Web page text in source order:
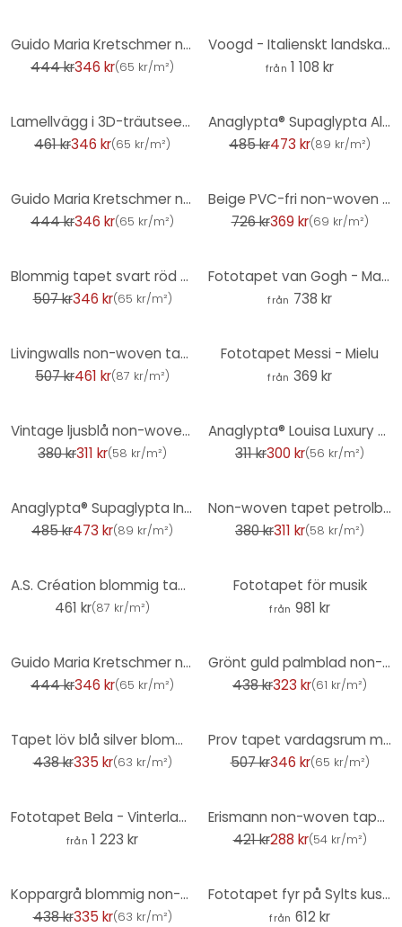
Guido Maria Kretschmer non-woven tapet Fashion for Walls guld
444 kr346 kr(65 kr/m²)
Voogd - Italienskt landskap med paraply tallar Fototapet
från 1 108 kr
Lamellvägg i 3D-träutseende - non-woven tapet träpaneler av A.S. Creation tapet grå, ljusgrå
461 kr346 kr(65 kr/m²)
Anaglypta® Supaglypta Alfred non-woven tapet barocktapet med ornament, målningsbar, vit
485 kr473 kr(89 kr/m²)
Guido Maria Kretschmer non-woven tapet Fashion for Walls ljusgrå
444 kr346 kr(65 kr/m²)
Beige PVC-fri non-woven tapet - non-woven tapet från A.S. Création ljus glansig grädde 386621
726 kr369 kr(69 kr/m²)
Blommig tapet svart röd mörk vintage tapet blommor non-woven tapet blommig
507 kr346 kr(65 kr/m²)
Fototapet van Gogh - Mandelblomning ochre
från 738 kr
Livingwalls non-woven tapet New Walls Urban Grace geometrisk tapet blå, grå, metallic
507 kr461 kr(87 kr/m²)
Fototapet Messi - Mielu
från 369 kr
Vintage ljusblå non-woven tapet för kök, vardagsrum, sovrum, hallar
380 kr311 kr(58 kr/m²)
Anaglypta® Louisa Luxury texturerad vinyltapet, målningsbar, vit
311 kr300 kr(56 kr/m²)
Anaglypta® Supaglypta Inca designmönster non-woven tapet, målningsbar, vit
485 kr473 kr(89 kr/m²)
Non-woven tapet petrolblå metallic effekt tapet guld för vardagsrum, kök
380 kr311 kr(58 kr/m²)
A.S. Création blommig tapet #Hygge non-woven tapet vit, grå
461 kr(87 kr/m²)
Fototapet för musik
från 981 kr
Guido Maria Kretschmer non-woven tapet Fashion for Walls mörkblå
444 kr346 kr(65 kr/m²)
Grönt guld palmblad non-woven tapet djungelblad mönster tapet kök
438 kr323 kr(61 kr/m²)
Tapet löv blå silver blommig non-woven tapet palm träd mönster tapet sovrum
438 kr335 kr(63 kr/m²)
Prov tapet vardagsrum modern non-woven tapet prov vit design tapet kök
507 kr346 kr(65 kr/m²)
Fototapet Bela - Vinterlandskap
från 1 223 kr
Erismann non-woven tapet Focus grå
421 kr288 kr(54 kr/m²)
Koppargrå blommig non-woven tapet palmblad mönster tapet vardagsrum
438 kr335 kr(63 kr/m²)
Fototapet fyr på Sylts kust - Eisenmann
från 612 kr